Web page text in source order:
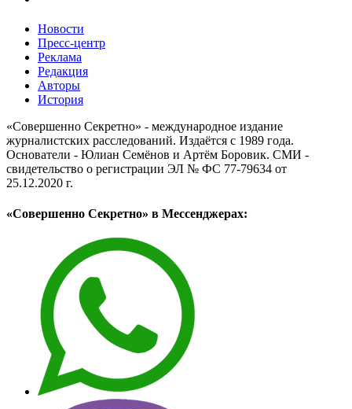
Новости
Пресс-центр
Реклама
Редакция
Авторы
История
«Совершенно Секретно» - международное издание
журналистских расследований. Издаётся с 1989 года.
Основатели - Юлиан Семёнов и Артём Боровик. CМИ -
свидетельство о регистрации ЭЛ № ФС 77-79634 от
25.12.2020 г.
«Совершенно Секретно» в Мессенджерах: